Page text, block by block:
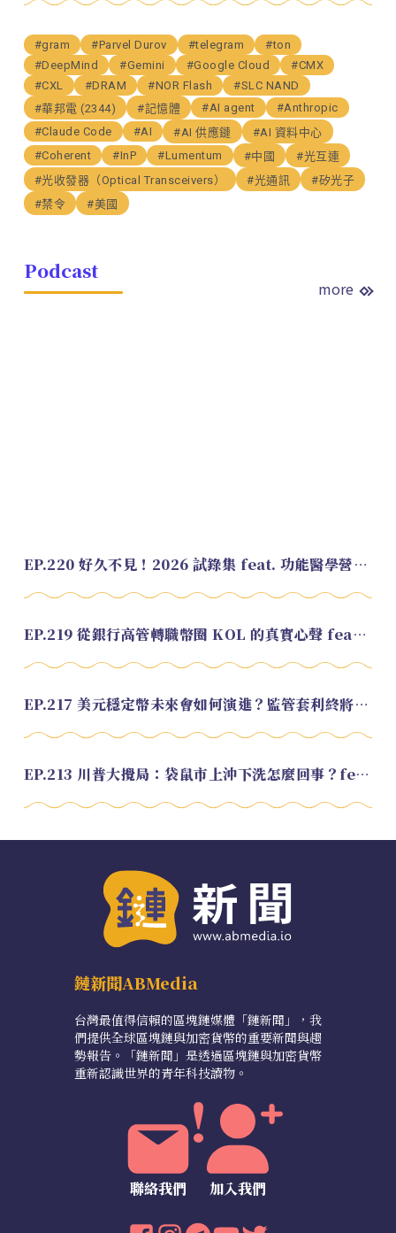
#gram #Parvel Durov #telegram
#ton
#DeepMind
#Gemini #Google Cloud
#CMX
#CXL
#DRAM #NOR Flash
#SLC NAND
#華邦電 (2344)
#記憶體 #AI agent
#Anthropic
#Claude Code
#AI #AI 供應鏈
#AI 資料中心
#Coherent
#InP #Lumentum #中國
#光互連
#光收發器（Optical Transceivers）
#光通訊
#矽光子
#禁令
#美國
Podcast
more
EP.220 好久不見！2026 試錄集 feat. 功能醫學營養師 美寶
EP.219 從銀行高管轉職幣圈 KOL 的真實心聲 feat.龜大
EP.217 美元穩定幣未來會如何演進？監管套利終將收斂？feat. 研究員 余哲安
EP.213 川普大攪局：袋鼠市上沖下洗怎麼回事？feat. Alvin
鏈新聞ABMedia
台灣最值得信賴的區塊鏈媒體「鏈新聞」，我
們提供全球區塊鏈與加密貨幣的重要新聞與趨
勢報告。「鏈新聞」是透過區塊鏈與加密貨幣
重新認識世界的青年科技讀物。
聯絡我們 加入我們